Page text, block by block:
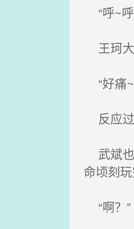
“呼~
王珂大
“好痛
反应过
武斌也
命顷刻
“啊？”